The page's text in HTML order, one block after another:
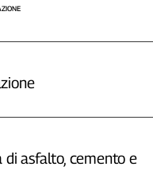
di asfalto, cemento e